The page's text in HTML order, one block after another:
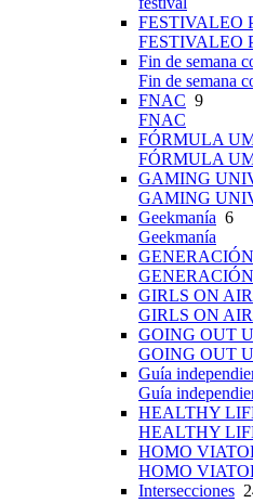
FESTIVALEO
FESTIVALEO
Fin de semana
Fin de semana
FNAC 9
FNAC
FÓRMULA
FÓRMULA
GAMING
GAMING
Geekmanía 6
Geekmanía
GIRLS ON AIR
GIRLS ON AIR
GOING OUT
GOING OUT
Guía
Guía
HEALTHY
HEALTHY
HOMO
HOMO
Intersecciones